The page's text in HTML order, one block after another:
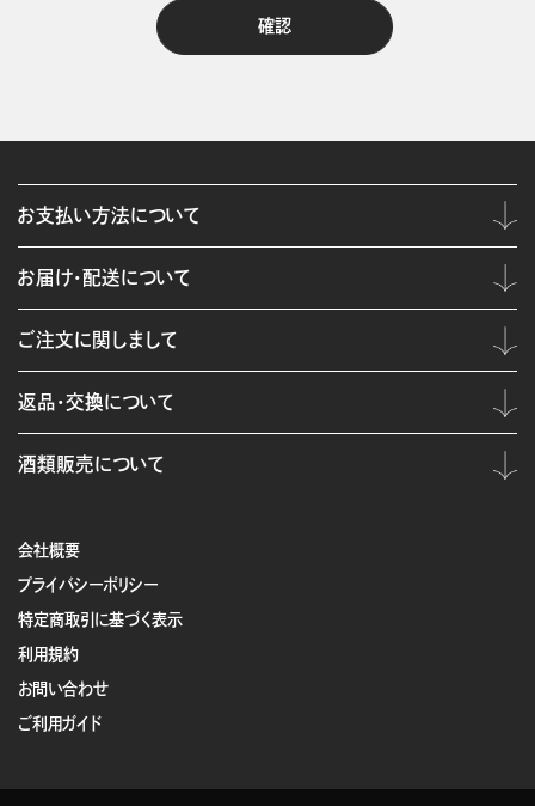
会社概要
プライバシーポリシー
特定商取引に基づく表示
利用規約
お問い合わせ
ご利用ガイド
お支払い方法について
お届け・配送について
ご注文に関しまして
返品・交換について
酒類販売について